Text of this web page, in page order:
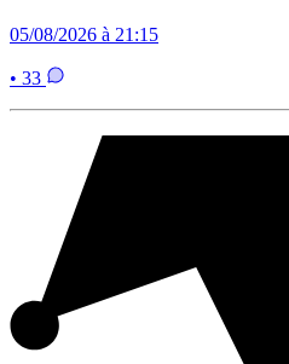
05/08/2026 à 21:15
• 33